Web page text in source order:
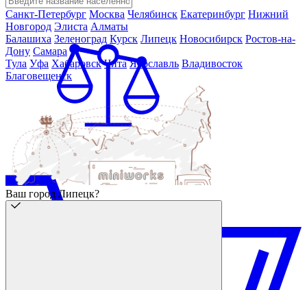
Санкт-Петербург Москва Челябинск Екатеринбург Нижний
Новгород Элиста Алматы
Балашиха Зеленоград Курск Липецк Новосибирск Ростов-на-
Дону Самара
Тула Уфа Хабаровск Чита Ярославль Владивосток
Благовещенск
Ваш город Липецк?